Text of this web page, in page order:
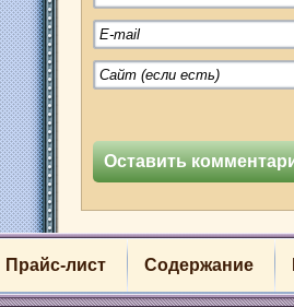
Прайс-лист Содержание